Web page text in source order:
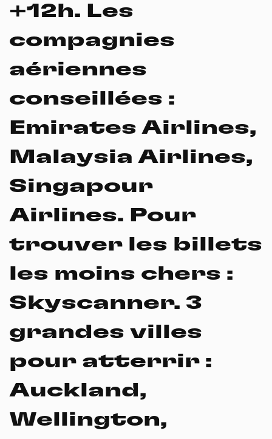
+12h. Les
compagnies
aériennes
conseillées :
Emirates Airlines,
Malaysia Airlines,
Singapour
Airlines.
Pour
trouver les billets
les moins chers :
Skyscanner. 3
grandes villes
pour atterrir:
Auckland,
Wellington,
Panneau de gestion des
cookies
En autorisant ces services tiers, vous acceptez le dépôt et la
nécessaires à leur bon fonctionnement.
Politique de confidentialité